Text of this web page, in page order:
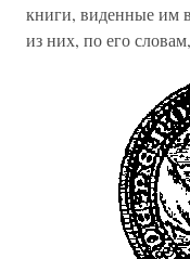
книги, виденные им
из них, по его